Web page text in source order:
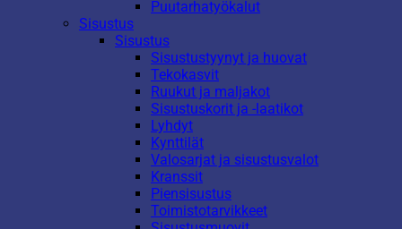
Puutarhatyökalut
Sisustus
Sisustus
Sisustustyynyt ja huovat
Tekokasvit
Ruukut ja maljakot
Sisustuskorit ja -laatikot
Lyhdyt
Kynttilät
Valosarjat ja sisustusvalot
Kranssit
Piensisustus
Toimistotarvikkeet